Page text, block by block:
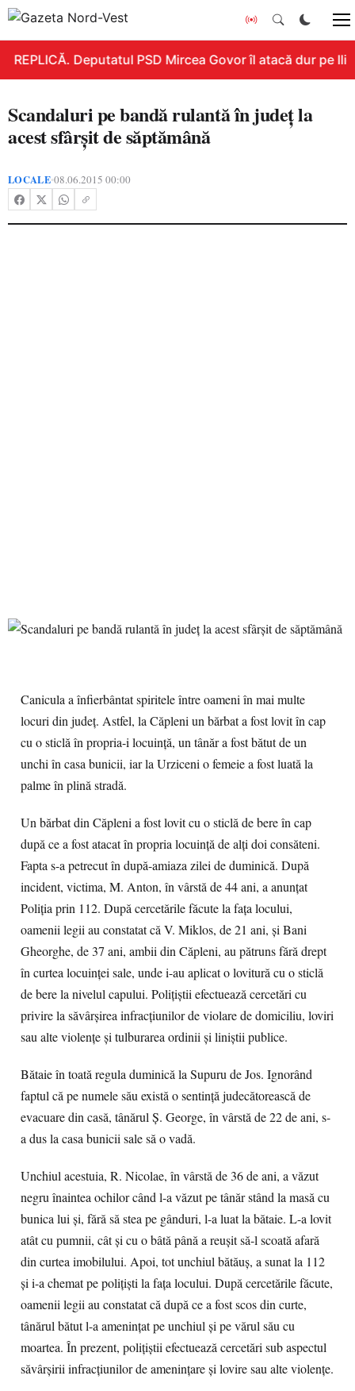
REPLICĂ. Deputatul PSD Mircea Govor îl atacă dur pe
Scandaluri pe bandă rulantă în judeţ la
acest sfârşit de săptămână
LOCALE•08.06.2015 00:00
Canicula a înfierbântat spiritele între oameni în mai multe
locuri din judeţ. Astfel, la Căpleni un bărbat a fost lovit în cap
cu o sticlă în propria-i locuinţă, un tânăr a fost bătut de un
unchi în casa bunicii, iar la Urziceni o femeie a fost luată la
palme în plină stradă.
Un bărbat din Căpleni a fost lovit cu o sticlă de bere în cap
după ce a fost atacat în propria locuinţă de alţi doi consăteni.
Fapta s-a petrecut în după-amiaza zilei de duminică. După
incident, victima, M. Anton, în vârstă de 44 ani, a anunţat
Poliţia prin 112. După cercetările făcute la faţa locului,
oamenii legii au constatat că V. Miklos, de 21 ani, și Bani
Gheorghe, de 37 ani, ambii din Căpleni, au pătruns fără drept
în curtea locuinței sale, unde i-au aplicat o lovitură cu o sticlă
de bere la nivelul capului. Poliţiştii efectuează cercetări cu
privire la săvârșirea infracțiunilor de violare de domiciliu, loviri
sau alte violențe şi tulburarea ordinii și liniștii publice.
Bătaie în toată regula duminică la Supuru de Jos. Ignorând
faptul că pe numele său există o sentinţă judecătorească de
evacuare din casă, tânărul Ş. George, în vârstă de 22 de ani, s-
a dus la casa bunicii sale să o vadă.
Unchiul acestuia, R. Nicolae, în vârstă de 36 de ani, a văzut
negru înaintea ochilor când l-a văzut pe tânăr stând la masă cu
bunica lui şi, fără să stea pe gânduri, l-a luat la bătaie. L-a lovit
atât cu pumnii, cât şi cu o bâtă până a reuşit să-l scoată afară
din curtea imobilului. Apoi, tot unchiul bătăuş, a sunat la 112
şi i-a chemat pe poliţişti la faţa locului. După cercetările făcute,
oamenii legii au constatat că după ce a fost scos din curte,
tânărul bătut l-a ameninţat pe unchiul şi pe vărul său cu
moartea. În prezent, poliţiştii efectuează cercetări sub aspectul
săvârșirii infracțiunilor de amenințare și lovire sau alte violențe.